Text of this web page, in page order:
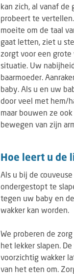
kan zich, al vanaf
probeert te
moeite om de taal
gaat letten, ziet u
zorgt voor een grote
situatie. Uw
baarmoeder.
baby. Als u en uw
door veel met hem/
maar bouwen ze
bewegen van zijn
Hoe leert u de
Als u bij de
ondergestopt te
tegen uw baby en
wakker kan worden.
We proberen de
het lekker slapen.
voorzichtig wakker
van het eten om.